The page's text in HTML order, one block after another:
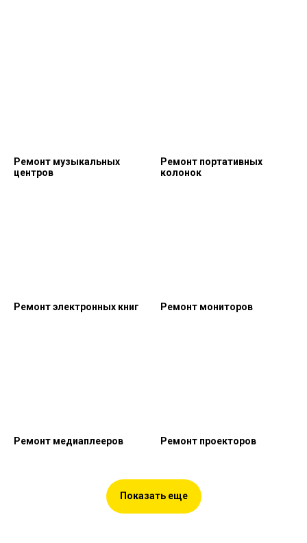
Ремонт музыкальных
центров
Ремонт портативных
колонок
Ремонт электронных книг Ремонт мониторов
Ремонт медиаплееров Ремонт проекторов
Показать еще